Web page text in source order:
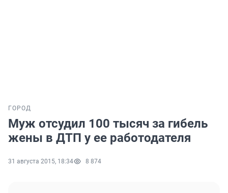
ГОРОД
Муж отсудил 100 тысяч за гибель
жены в ДТП у ее работодателя
31 августа 2015, 18:34 8 874